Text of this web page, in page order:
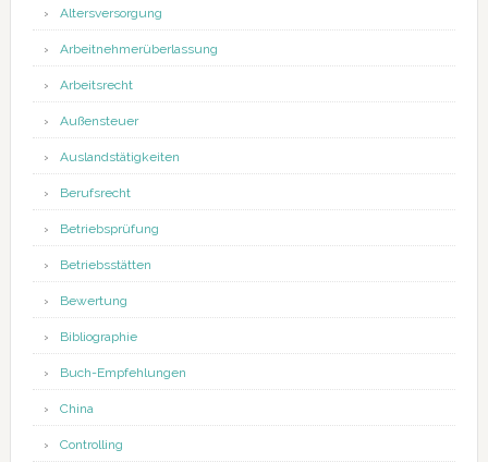
Altersversorgung
Arbeitnehmerüberlassung
Arbeitsrecht
Außensteuer
Auslandstätigkeiten
Berufsrecht
Betriebsprüfung
Betriebsstätten
Bewertung
Bibliographie
Buch-Empfehlungen
China
Controlling